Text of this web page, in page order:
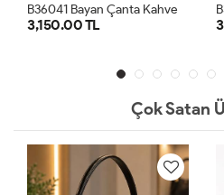
B36039 Bayan Çanta Kahve
3,700.00 TL
Çok Satan